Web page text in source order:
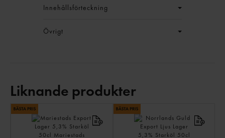
Innehållsförteckning
Övrigt
Liknande produkter